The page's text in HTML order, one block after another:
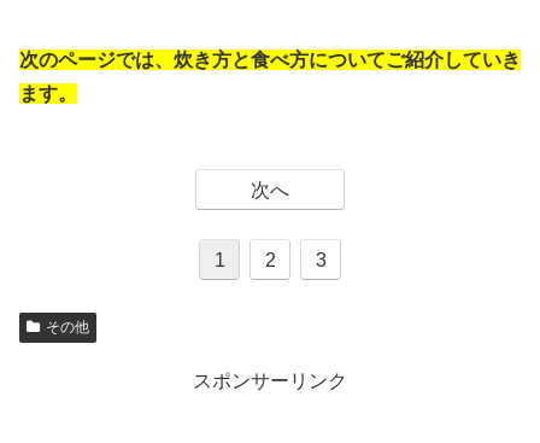
次のページでは、炊き方と食べ方についてご紹介していき
ます。
次へ
1 2 3
その他
スポンサーリンク